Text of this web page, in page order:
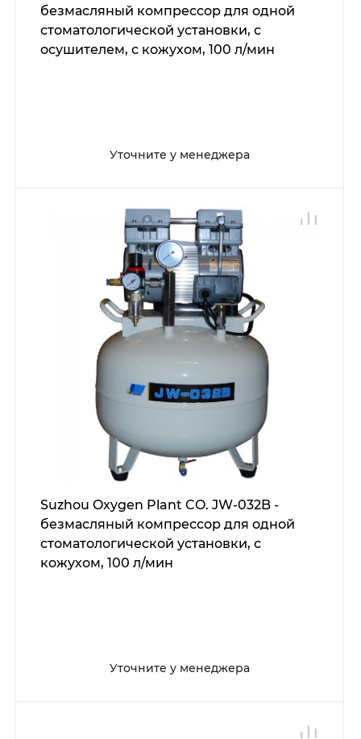
безмасляный компрессор для одной
стоматологической установки, с
осушителем, с кожухом, 100 л/мин
Уточните у менеджера
Suzhou Oxygen Plant CO. JW-032B -
безмасляный компрессор для одной
стоматологической установки, с
кожухом, 100 л/мин
Уточните у менеджера